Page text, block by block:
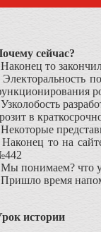
сейчас?
то
в
то на
понимаем? что
время
истории